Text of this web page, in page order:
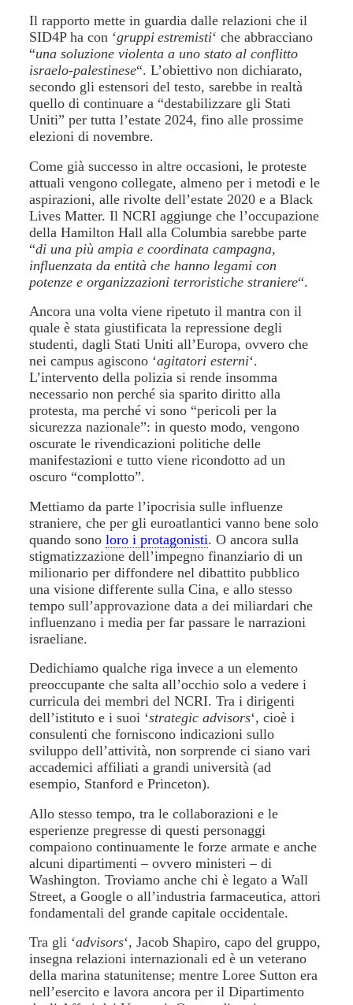
Il rapporto mette in guardia dalle relazioni che il
SID4P ha con ‘gruppi estremisti‘ che abbracciano
“una soluzione violenta a uno stato al conflitto
israelo-palestinese“. L’obiettivo non dichiarato,
secondo gli estensori del testo, sarebbe in realtà
quello di continuare a “destabilizzare gli Stati
Uniti” per tutta l’estate 2024, fino alle prossime
elezioni di novembre.
Come già successo in altre occasioni, le proteste
attuali vengono collegate, almeno per i metodi e le
aspirazioni, alle rivolte dell’estate 2020 e a Black
Lives Matter. Il NCRI aggiunge che l’occupazione
della Hamilton Hall alla Columbia sarebbe parte
“di una più ampia e coordinata campagna,
influenzata da entità che hanno legami con
potenze e organizzazioni terroristiche straniere“.
Ancora una volta viene ripetuto il mantra con il
quale è stata giustificata la repressione degli
studenti, dagli Stati Uniti all’Europa, ovvero che
nei campus agiscono ‘agitatori esterni‘.
L’intervento della polizia si rende insomma
necessario non perché sia sparito diritto alla
protesta, ma perché vi sono “pericoli per la
sicurezza nazionale”: in questo modo, vengono
oscurate le rivendicazioni politiche delle
manifestazioni e tutto viene ricondotto ad un
oscuro “complotto”.
Mettiamo da parte l’ipocrisia sulle influenze
straniere, che per gli euroatlantici vanno bene solo
quando sonoloro i protagonisti. O ancora sulla
stigmatizzazione dell’impegno finanziario di un
milionario per diffondere nel dibattito pubblico
una visione differente sulla Cina, e allo stesso
tempo sull’approvazione data a dei miliardari che
influenzano i media per far passare le narrazioni
israeliane.
Dedichiamo qualche riga invece a un elemento
preoccupante che salta all’occhio solo a vedere i
curricula dei membri del NCRI. Tra i dirigenti
dell’istituto e i suoi ‘strategic advisors‘, cioè i
consulenti che forniscono indicazioni sullo
sviluppo dell’attività, non sorprende ci siano vari
accademici affiliati a grandi università (ad
esempio, Stanford e Princeton).
Allo stesso tempo, tra le collaborazioni e le
esperienze pregresse di questi personaggi
compaiono continuamente le forze armate e anche
alcuni dipartimenti – ovvero ministeri – di
Washington. Troviamo anche chi è legato a Wall
Street, a Google o all’industria farmaceutica, attori
fondamentali del grande capitale occidentale.
Tra gli ‘advisors‘, Jacob Shapiro, capo del gruppo,
insegna relazioni internazionali ed è un veterano
della marina statunitense; mentre Loree Sutton era
nell’esercito e lavora ancora per il Dipartimento